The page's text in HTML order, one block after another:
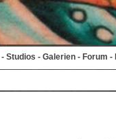
- Studios - Galerien - Forum -